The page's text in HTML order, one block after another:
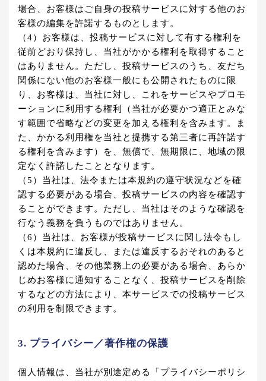
場合、お客様はご自身の投稿サービスに対する他のお
客様の編集を許諾するものとします。
（4）お客様は、投稿サービスに対して有する権利を
従前どおり保持し、当社がかかる権利を取得すること
はありません。ただし、投稿サービスのうち、友だち
関係にない他のお客様一般にも公開されたものに限
り、お客様は、当社に対し、これをサービスやプロモ
ーションに利用する権利（当社が必要かつ適正とみな
す範囲で省略などの変更を加える権利を含みます。ま
た、かかる利用権を当社と提携する第三者に再許諾す
る権利を含みます）を、無償で、無期限に、地域の限
定なく許諾したこととなります。
（5）当社は、法令または本規約の遵守状況などを確
認する必要がある場合、投稿サービスの内容を確認す
ることができます。ただし、当社はそのような確認を
行なう義務を負うものではありません。
（6）当社は、お客様が投稿サービスに関し法令もし
くは本規約に違反し、または違反するおそれのあると
認めた場合、その他業務上の必要がある場合、あらか
じめお客様に通知することなく、投稿サービスを削除
するなどの方法により、本サービスでの投稿サービス
の利用を制限できます。
3. プライバシー／著作権の保護
個人情報は、当社が別途定める「プライバシーポリシ